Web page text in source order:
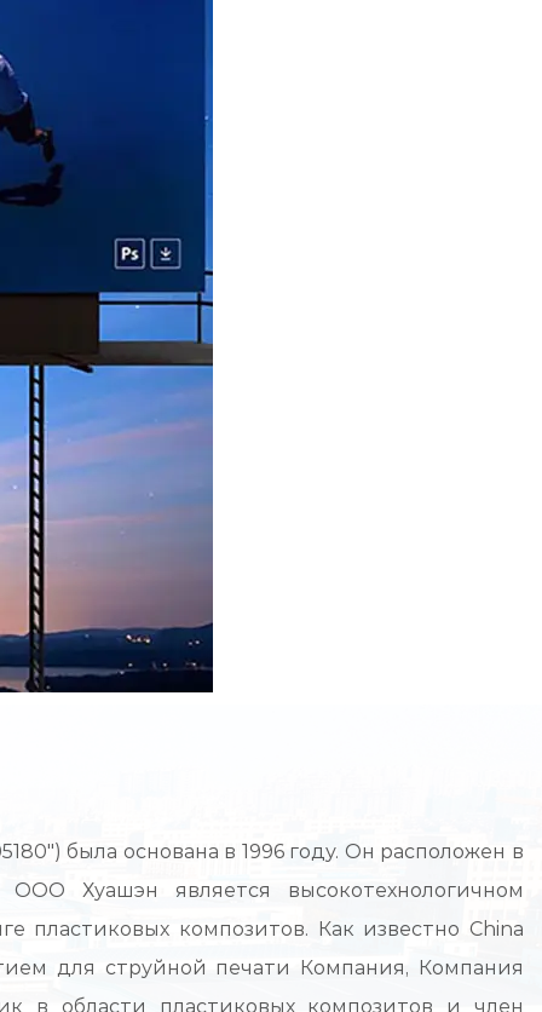
была основана в 1996 году. Он расположен в
Хуашэн является высокотехнологичном
пластиковых композитов. Как известно China
для струйной печати Компания, Компания
в области пластиковых композитов и член